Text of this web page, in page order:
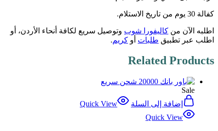
كفالة 30 يوم من تاريخ الاستلام.
اطلبه الآن من كاليفورا شوب وتوصيل سريع لكافة أنحاء الأردن، أو
اطلب عبر تطبيق طلبات أو كريم.
Related Products
Sale
إضافة إلى السلة
Quick View
Quick View